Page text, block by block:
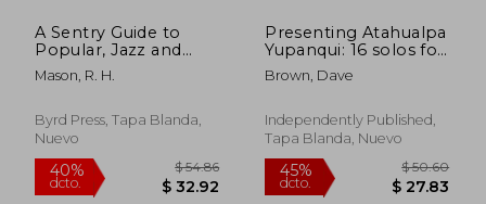
A Sentry Guide to
Popular, Jazz and
Orchestral Brazilian
Music (en Inglés)
Mason, R. H.
Byrd Press, Tapa Blanda,
Nuevo
Presenting Atahualpa
Yupanqui: 16 solos for
Low G ukulele (en
Inglés)
Brown, Dave
Independently Published,
Tapa Blanda, Nuevo